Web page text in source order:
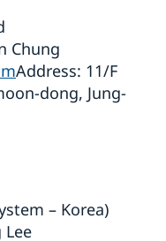
Chung
Address: 11/F
dong, Jung-
– Korea)
Lee